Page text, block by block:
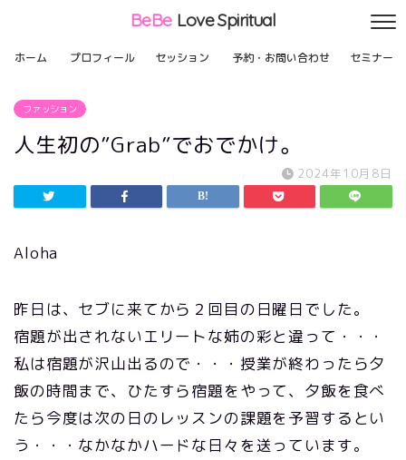
BeBe Love Spiritual
ホーム プロフィール セッション 予約・お問い合わせ セミナー
ファッション
人生初の”Grab”でおでかけ。
2024年10月8日
Aloha
昨日は、セブに来てから２回目の日曜日でした。
宿題が出されないエリートな姉の彩と違って・・・
私は宿題が沢山出るので・・・授業が終わったら夕
飯の時間まで、ひたすら宿題をやって、夕飯を食べ
たら今度は次の日のレッスンの課題を予習するとい
う・・・なかなかハードな日々を送っています。